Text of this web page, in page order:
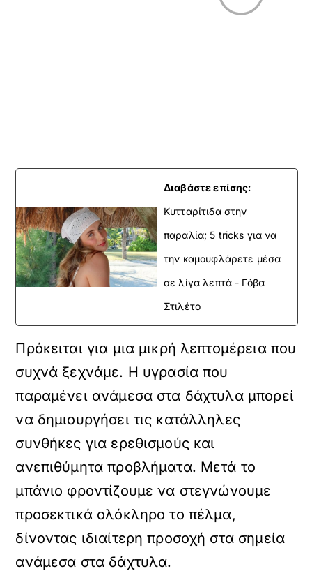
Διαβάστε επίσης:
Κυτταρίτιδα στην
παραλία; 5 tricks για να
την καμουφλάρετε μέσα
σε λίγα λεπτά - Γόβα
Στιλέτο
Πρόκειται για μια μικρή λεπτομέρεια που
συχνά ξεχνάμε. Η υγρασία που
παραμένει ανάμεσα στα δάχτυλα μπορεί
να δημιουργήσει τις κατάλληλες
συνθήκες για ερεθισμούς και
ανεπιθύμητα προβλήματα. Μετά το
μπάνιο φροντίζουμε να στεγνώνουμε
προσεκτικά ολόκληρο το πέλμα,
δίνοντας ιδιαίτερη προσοχή στα σημεία
ανάμεσα στα δάχτυλα.